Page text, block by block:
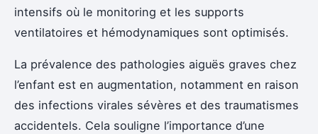
intensifs où le monitoring et les supports
ventilatoires et hémodynamiques sont optimisés.
La prévalence des pathologies aiguës graves chez
l’enfant est en augmentation, notamment en raison
des infections virales sévères et des traumatismes
accidentels. Cela souligne l’importance d’une